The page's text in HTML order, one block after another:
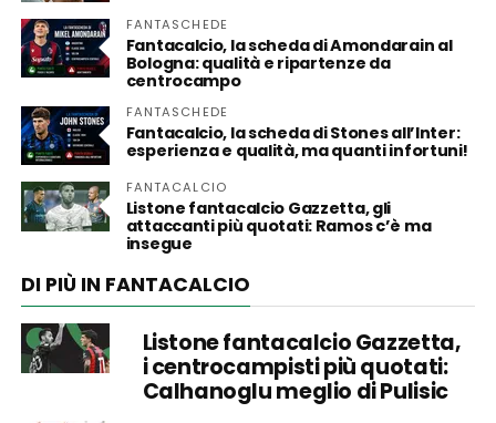
FANTASCHEDE
Fantacalcio, la scheda di Amondarain al
Bologna: qualità e ripartenze da
centrocampo
FANTASCHEDE
Fantacalcio, la scheda di Stones all’Inter:
esperienza e qualità, ma quanti infortuni!
FANTACALCIO
Listone fantacalcio Gazzetta, gli
attaccanti più quotati: Ramos c’è ma
insegue
DI PIÙ IN FANTACALCIO
Listone fantacalcio Gazzetta,
i centrocampisti più quotati:
Calhanoglu meglio di Pulisic